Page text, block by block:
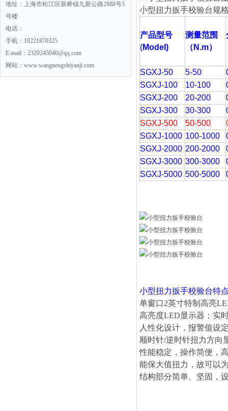
地址：上海市松江区新桥镇九新公路2888号5
号楼
电话：
手机：18221870325
E-mail：2329245040@qq.com
网站：www.wangnengshiyanji.com
小型扭力扳手校验台规
产品型号
(Model)
测量范围
（N.m）
SGXJ-50 5-50
SGXJ-100
10-100
SGXJ-200
20-200
SGXJ-300
30-300
SGXJ-500
50-500
SGXJ-1000 100-1000
SGXJ-2000 200-2000
SGXJ-3000 300-3000
SGXJ-5000 500-5000
小型扭力扳手校验台特
单窗口2英寸特制高亮
高亮度LED显示器；实
人性化设计，报警值设
顺时针/逆时针扭力方向
性能稳定，操作简便，
能保大值扭力，故可以
结构部分简单、坚固，